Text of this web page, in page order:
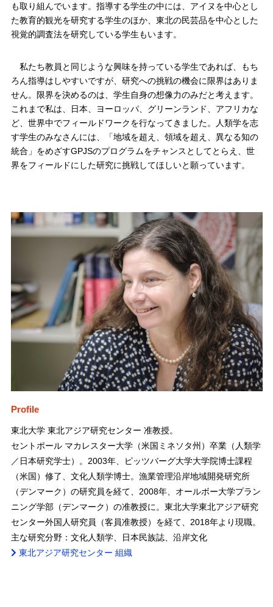
も取り組んでいます。指導する学生の中には、アイヌを中心とし
た教育的観光を研究する学生のほか、東北の民芸品を中心とした
視覚的調査法を研究している学生もいます。
私たち教員と同じような興味を持っている学生であれば、もち
ろん指導はしやすいですが、研究への挑戦の機会に限界はありま
せん。限界を決めるのは、学生自身の想像力のみだと考えます。
これまで私は、日本、ヨーロッパ、グリーンランド、アフリカな
ど、世界中でフィールドワークを行なってきました。人類学を志
す学生のみなさんには、「地域を超え、領域を超え、異なる知の
統合」をめざすGPJSのプログラムをチャンスとしてとらえ、世
界をフィールドにした研究に挑戦してほしいと願っています。
Profile
東北大学 東北アジア研究センター 准教授。
セントポール マカレスター大学（米国ミネソタ州）卒業（人類学
／日本研究学士）。2003年、ピッツバーグ大学大学院博士課程
（米国）修了、文化人類学博士。漁業管理沿岸地域開発研究所
（デンマーク）の研究員を経て、2008年、オールボー大学プラン
ニング学部（デンマーク）の准教授に。東北大学東北アジア研究
センター外国人研究員（客員准教授）を経て、2018年より現職。
主な研究分野：文化人類学、日本民族誌、沿岸文化
東北アジア研究センター 組織